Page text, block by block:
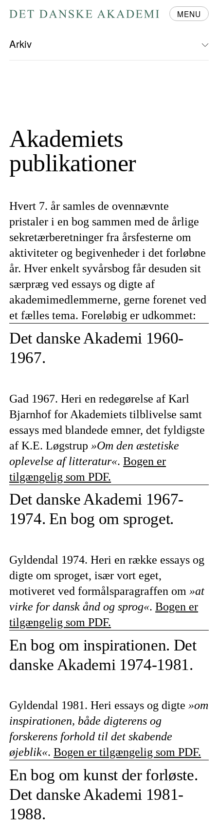
forsiden
MENU
Arkiv
Akademiets
publikationer
Hvert 7. år samles de ovennævnte
pristaler i en bog sammen med de årlige
sekretærberetninger fra årsfesterne om
aktiviteter og begivenheder i det forløbne
år. Hver enkelt syvårsbog får desuden sit
særpræg ved essays og digte af
akademimedlemmerne, gerne forenet ved
et fælles tema. Foreløbig er udkommet:
Det danske Akademi 1960-
1967.
Gad 1967. Heri en redegørelse af Karl
Bjarnhof for Akademiets tilblivelse samt
essays med blandede emner, det fyldigste
af K.E. Løgstrup»Om den æstetiske
oplevelse af litteratur«.Bogen er
tilgængelig som PDF.
Det danske Akademi 1967-
1974. En bog om sproget.
Gyldendal 1974. Heri en række essays og
digte om sproget, især vort eget,
motiveret ved formålsparagraffen om»at
virke for dansk ånd og sprog«.Bogen er
tilgængelig som PDF.
En bog om inspirationen. Det
danske Akademi 1974-1981.
Gyldendal 1981. Heri essays og digte»om
inspirationen, både digterens og
forskerens forhold til det skabende
øjeblik«.Bogen er tilgængelig som PDF.
En bog om kunst der forløste.
Det danske Akademi 1981-
1988.